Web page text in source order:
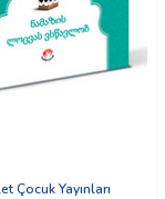
Çocuk Yayınları